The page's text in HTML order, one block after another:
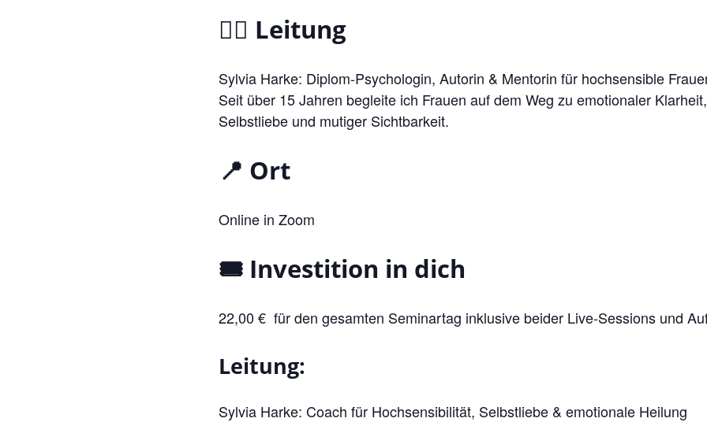
🧜‍♀️ Leitung
Sylvia Harke: Diplom-Psychologin, Autorin & Mentorin für hochsensible
Seit über 15 Jahren begleite ich Frauen auf dem Weg zu emotionaler
Selbstliebe und mutiger Sichtbarkeit.
📍 Ort
Online in Zoom
🎟 Investition in dich
22,00 € für den gesamten Seminartag inklusive beider Live-Sessions und
Leitung:
Sylvia Harke: Coach für Hochsensibilität, Selbstliebe & emotionale Heilung